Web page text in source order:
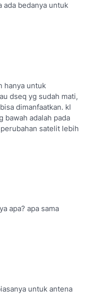
ada bedanya untuk
hanya untuk
dseq yg sudah mati,
dimanfaatkan. kl
bawah adalah pada
satelit lebih
apa? apa sama
untuk antena